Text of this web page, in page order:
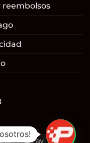
reembolsos
Cash Google